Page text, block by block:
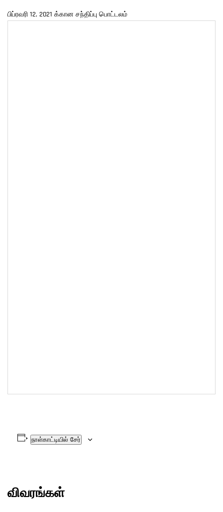
பிப்ரவரி 12, 2021 க்கான சந்திப்பு பொட்டலம்
நாள்காட்டியில் சேர்
விவரங்கள்